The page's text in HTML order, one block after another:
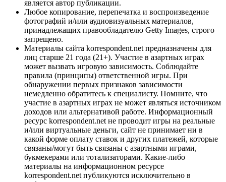
является автор публикации.
Любое копирование, перепечатка и воспроизведение
фотографий и/или аудиовизуальных материалов,
принадлежащих правообладателю Getty Images, строго
запрещено.
Материалы сайта korrespondent.net предназначены для
лиц старше 21 года (21+). Участие в азартных играх
может вызвать игровую зависимость. Соблюдайте
правила (принципы) ответственной игры. При
обнаружении первых признаков зависимости
немедленно обратитесь к специалисту. Помните, что
участие в азартных играх не может являться источником
доходов или альтернативой работе. Информационный
ресурс korrespondent.net не проводит игры на реальные
и/или виртуальные деньги, сайт не принимает ни в
какой форме оплату ставок и других платежей, которые
связаны/могут быть связаны с азартными играми,
букмекерами или тотализаторами. Какие-либо
материалы на информационном ресурсе
korrespondent.net публикуются исключительно в